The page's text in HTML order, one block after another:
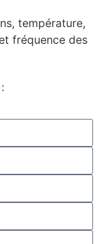
température,
fréquence des